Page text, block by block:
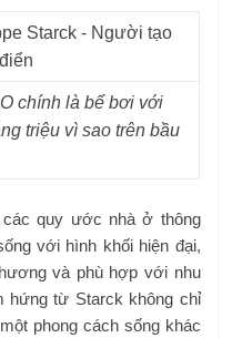
chính là bể bơi với
triệu vì sao trên bầu
các quy ước nhà ở thông
với hình khối hiện đại,
và phù hợp với nhu
hứng từ Starck không chỉ
phong cách sống khác